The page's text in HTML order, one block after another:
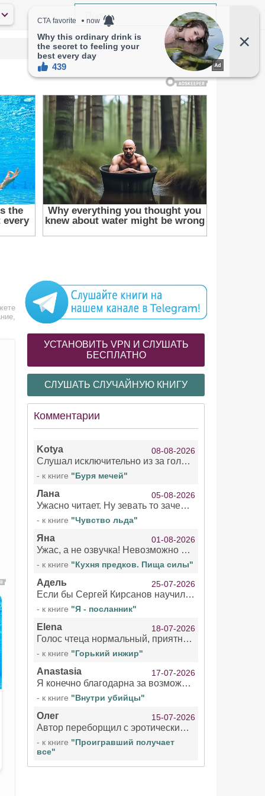
УСТАНОВИТЬ VPN И СЛУШАТЬ
БЕСПЛАТНО
СЛУШАТЬ СЛУЧАЙНУЮ КНИГУ
Комментарии
Kotya 08-08-2026
Слушал исключительно из за голоса девушки озвучивающей Арью Сансу и Кейтлин . Жаль что ее голос не озвучил остальное . При всем уважении к чтецами мужчинам/не. Интересно, есть ли с ее озвучкой еще какие нибудь книги?!
- к книге "Буря мечей"
Лана 05-08-2026
Ужасно читает. Ну зевать то зачем. Уже не говорю, что ударения ставит, как хочет.
- к книге "Чувство льда"
Яна 01-08-2026
Ужас, а не озвучка! Невозможно вникать в смысл текста из за кривляний чтеца
- к книге "Кухня предков. Пища силы"
Адель 25-07-2026
Если бы Сергей Кирсанов научился не сглатывать каждые 1-2 минуты слюну, так что слышно в микрофоне и, что вызывает отвращение, то мелжно было бы слушать.
- к книге "Я - посланник"
Elena 18-07-2026
Голос чтеца нормальный, приятный тембр. Мне очень понравилось озвучивание рассказа. Очень странный отзыв Надежды. Может у неё что-то с нервами?
- к книге "Горький инжир"
Anastasia 17-07-2026
Я конечно благодарна за возможность бесплатно слушать книги даже новинки , но чтение этой книги просто ужасно
- к книге "Внутри убийцы"
Олег 15-07-2026
Автор переборщил с эротическими сценами. Похоже, с этим у него проблемы.
- к книге "Проигравший получает
все"